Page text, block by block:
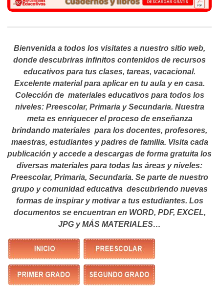
Bienvenida a todos los visitates a nuestro sitio web,
donde descubriras infinitos contenidos de recursos
educativos para tus clases, tareas, vacacional.
Excelente material para aplicar en tu aula y en casa.
Colección de materiales educativos para todos los
niveles: Preescolar, Primaria y Secundaria. Nuestra
meta es enriquecer el proceso de enseñanza
brindando materiales para los docentes, profesores,
maestras, estudiantes y padres de familia. Visita cada
publicación y accede a descargas de forma gratuita los
diversas materiales para todas las áreas y niveles:
Preescolar, Primaria, Secundaria. Se parte de nuestro
grupo y comunidad educativa descubriendo nuevas
formas de inspirar y motivar a tus estudiantes. Los
documentos se encuentran en WORD, PDF, EXCEL,
JPG y MÁS MATERIALES…